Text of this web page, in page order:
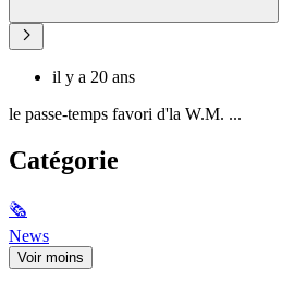
il y a 20 ans
le passe-temps favori d'la W.M. ...
Catégorie
🗞
News
Voir moins